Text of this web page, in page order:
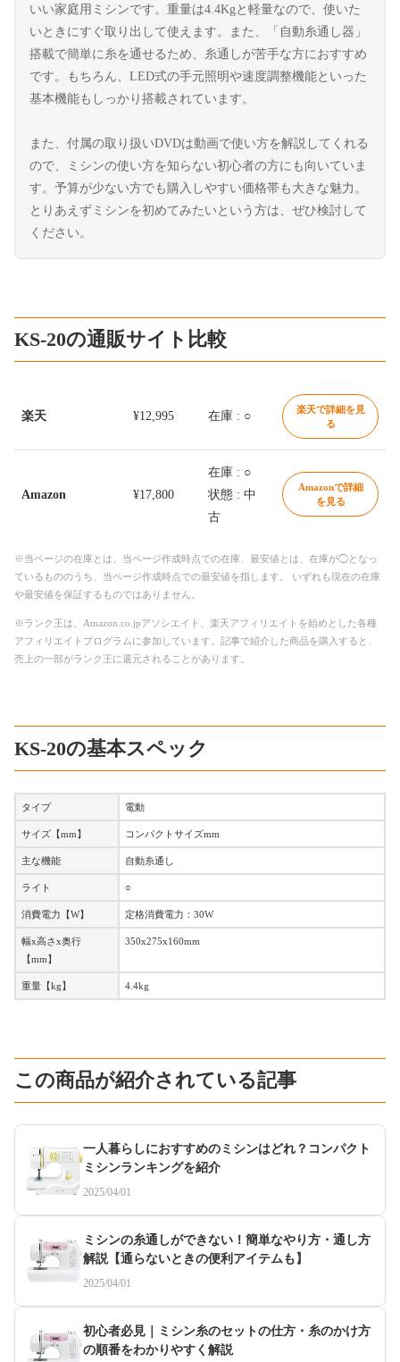
いい家庭用ミシンです。重量は4.4Kgと軽量なので、使いた
いときにすぐ取り出して使えます。また、「自動糸通し器」
搭載で簡単に糸を通せるため、糸通しが苦手な方におすすめ
です。もちろん、LED式の手元照明や速度調整機能といった
基本機能もしっかり搭載されています。
また、付属の取り扱いDVDは動画で使い方を解説してくれる
ので、ミシンの使い方を知らない初心者の方にも向いていま
す。予算が少ない方でも購入しやすい価格帯も大きな魅力。
とりあえずミシンを初めてみたいという方は、ぜひ検討して
ください。
KS-20の通販サイト比較
楽天 ¥12,995 在庫 : ○
楽天で詳細を見
る
Amazon ¥17,800
在庫 : ○
状態 : 中
古
Amazonで詳細
を見る
※当ページの在庫とは、当ページ作成時点での在庫、最安値とは、在庫が◯となっ
ているもののうち、当ページ作成時点での最安値を指します。 いずれも現在の在庫
や最安値を保証するものではありません。
※ランク王は、Amazon.co.jpアソシエイト、楽天アフィリエイトを始めとした各種
アフィリエイトプログラムに参加しています。記事で紹介した商品を購入すると、
売上の一部がランク王に還元されることがあります。
KS-20の基本スペック
タイプ 電動
サイズ【mm】 コンパクトサイズmm
主な機能 自動糸通し
ライト ○
消費電力【W】 定格消費電力：30W
幅x高さx奥行
【mm】
350x275x160mm
重量【kg】 4.4kg
この商品が紹介されている記事
一人暮らしにおすすめのミシンはどれ？コンパクト
ミシンランキングを紹介
2025/04/01
ミシンの糸通しができない！簡単なやり方・通し方
解説【通らないときの便利アイテムも】
2025/04/01
初心者必見｜ミシン糸のセットの仕方・糸のかけ方
の順番をわかりやすく解説